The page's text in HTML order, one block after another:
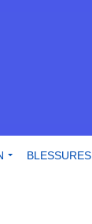
BLESSURES